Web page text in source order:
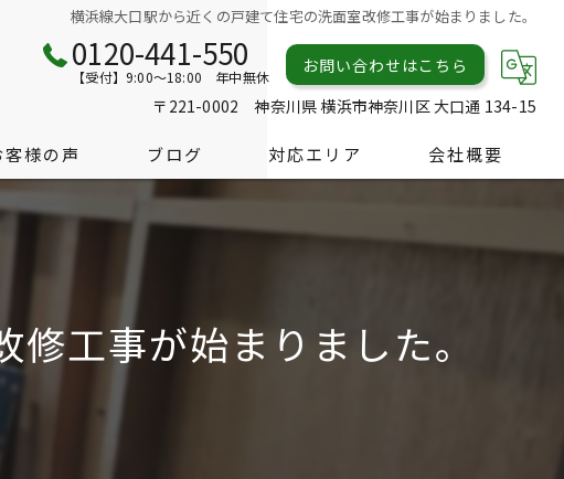
横浜線大口駅から近くの戸建て住宅の洗面室改修工事が始まりました。
0120-441-550
【受付】9:00～18:00 年中無休
お問い合わせはこちら
〒221-0002 神奈川県 横浜市神奈川区 大口通 134-15
客様の声 ブログ 対応エリア 会社概要
工事が始まりました。